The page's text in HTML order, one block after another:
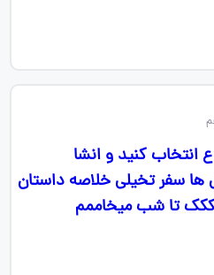
کنید و انشا
سفر تخیلی خلاصه داستان
تا شب میخاممم